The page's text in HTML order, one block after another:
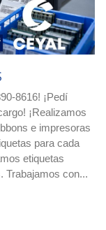
8616! ¡Pedí
¡Realizamos
e impresoras
para cada
etiquetas
Trabajamos con...